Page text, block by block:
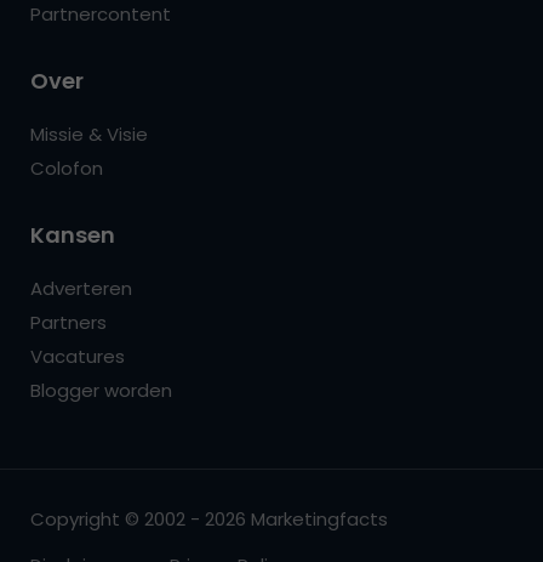
Partnercontent
Over
Missie & Visie
Colofon
Kansen
Adverteren
Partners
Vacatures
Blogger worden
Copyright © 2002 - 2026 Marketingfacts